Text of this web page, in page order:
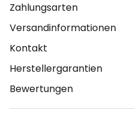
Zahlungsarten
Versandinformationen
Kontakt
Herstellergarantien
Bewertungen